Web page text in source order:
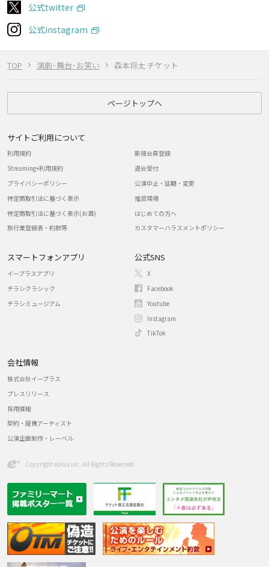
TOP 演劇･舞台･お笑い 森本将太 チケット
公式twitter
公式instagram
ページトップへ
サイトご利用について
利用規約
Streaming+利用規約
プライバシーポリシー
特定商取引法に基づく表示
特定商取引法に基づく表示(お酒)
旅行業登録表・約款等
新規会員登録
退会受付
公演中止・延期・変更
推奨環境
はじめての方へ
カスタマーハラスメントポリシー
スマートフォンアプリ
イープラスアプリ
チラシクラシック
チラシミュージアム
公式SNS
X
Facebook
Youtube
Instagram
TikTok
会社情報
株式会社イープラス
プレスリリース
採用情報
契約・提携アーティスト
公演企画制作・レーベル
Copyright eplus inc. All Rights Reserved.